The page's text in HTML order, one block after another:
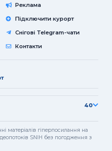
Реклама
Підключити курорт
Снігові Telegram-чати
Контакти
40
матеріалів гіперпосилання на
SNIH без погодження з